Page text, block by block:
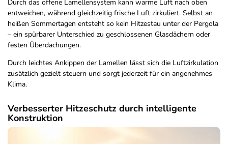
Durch das offene Lamellensystem kann warme Luft nach oben
entweichen, während gleichzeitig frische Luft zirkuliert. Selbst an
heißen Sommertagen entsteht so kein Hitzestau unter der Pergola
– ein spürbarer Unterschied zu geschlossenen Glasdächern oder
festen Überdachungen.
Durch leichtes Ankippen der Lamellen lässt sich die Luftzirkulation
zusätzlich gezielt steuern und sorgt jederzeit für ein angenehmes
Klima.
Verbesserter Hitzeschutz durch intelligente
Konstruktion